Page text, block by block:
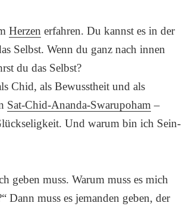
Herzen erfahren. Du kannst es in der
Selbst. Wenn du ganz nach innen
du das Selbst?
Chid, als Bewusstheit und als
Sat-Chid-Ananda-Swarupoham –
Und warum bin ich Sein-
geben muss. Warum muss es mich
Dann muss es jemanden geben, der